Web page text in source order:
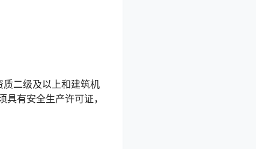
二级及以上和建筑机
有安全生产许可证，